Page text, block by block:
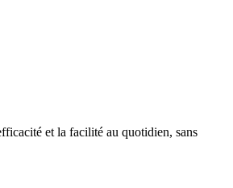
et la facilité au quotidien, sans